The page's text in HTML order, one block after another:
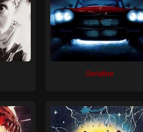
Christine